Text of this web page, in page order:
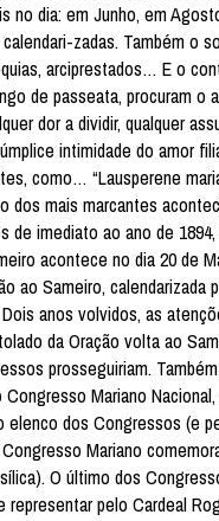
no dia: em Junho, em
zadas. Também o
arciprestados… E o
de passeata, procuram
dor a dividir, qualquer
intimidade do amor
como… “Lausperene
dos mais marcantes
imediato ao ano de
acontece no dia 20 de
ao Sameiro,
anos volvidos, as
da Oração volta ao
prosseguiriam.
Mariano
dos Congressos (e
Mariano
O último dos
pelo Cardeal